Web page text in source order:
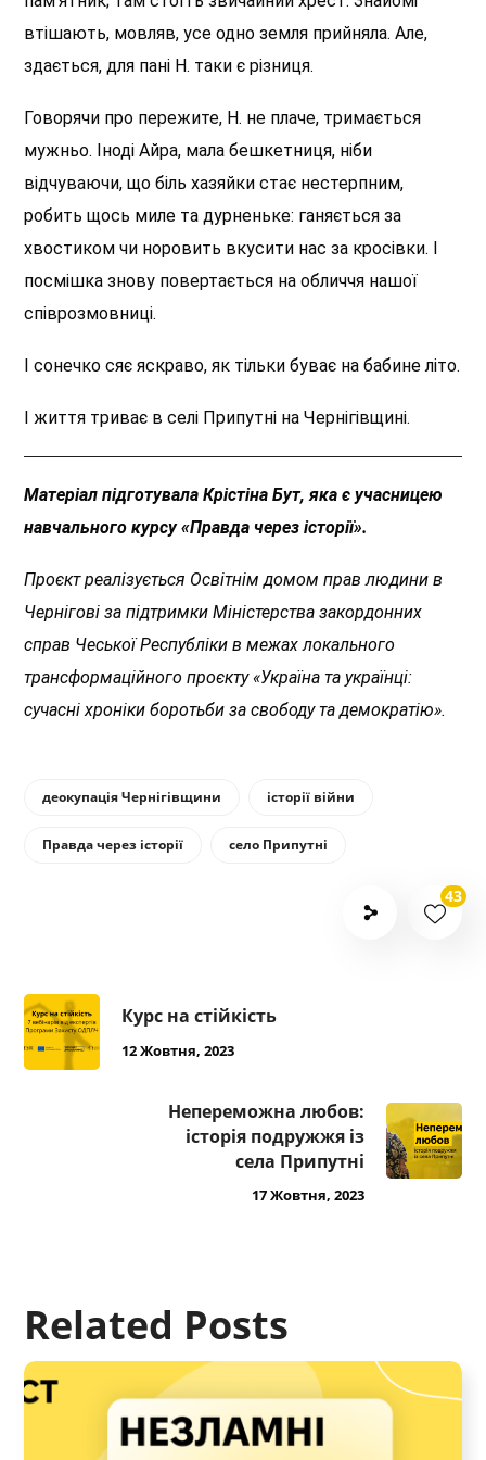
втішають, мовляв, усе одно земля прийняла. Але,
здається, для пані Н. таки є різниця.
Говорячи про пережите, Н. не плаче, тримається
мужньо. Іноді Айра, мала бешкетниця, ніби
відчуваючи, що біль хазяйки стає нестерпним,
робить щось миле та дурненьке: ганяється за
хвостиком чи норовить вкусити нас за кросівки. І
посмішка знову повертається на обличчя нашої
співрозмовниці.
І сонечко сяє яскраво, як тільки буває на бабине літо.
І життя триває в селі Припутні на Чернігівщині.
Матеріал підготувала Крістіна Бут, яка є учасницею
навчального курсу «Правда через історії».
Проєкт реалізується Освітнім домом прав людини в
Чернігові за підтримки Міністерства закордонних
справ Чеської Республіки в межах локального
трансформаційного проєкту «Україна та українці:
сучасні хроніки боротьби за свободу та демократію».
деокупація Чернігівщини історії війни
Правда через історії село Припутні
43
Курс на стійкість
12 Жовтня, 2023
Непереможна любов:
історія подружжя із
села Припутні
17 Жовтня, 2023
Related Posts